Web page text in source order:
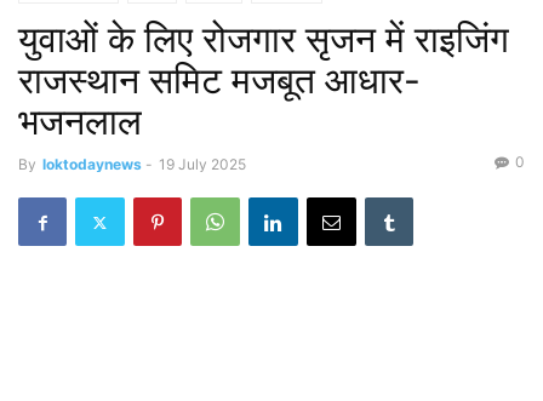
युवाओं के लिए रोजगार सृजन में राइजिंग
राजस्थान समिट मजबूत आधार-
भजनलाल
By loktodaynews - 19 July 2025 0